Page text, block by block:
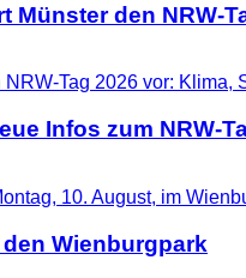
Münster den NRW-
Infos zum NRW-
Wienburgpark